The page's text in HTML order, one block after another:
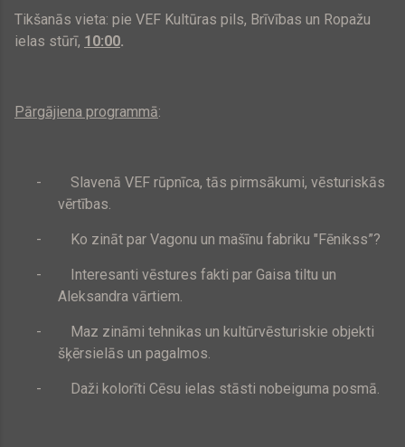
Tikšanās vieta: pie VEF Kultūras pils, Brīvības un Ropažu
ielas stūrī, 10:00.
Pārgājiena programmā:
-
Slavenā VEF rūpnīca, tās pirmsākumi, vēsturiskās
vērtības.
- Ko zināt par Vagonu un mašīnu fabriku "Fēnikss”?
-
Interesanti vēstures fakti par Gaisa tiltu un
Aleksandra vārtiem.
-
Maz zināmi tehnikas un kultūrvēsturiskie objekti
šķērsielās un pagalmos.
- Daži kolorīti Cēsu ielas stāsti nobeiguma posmā.